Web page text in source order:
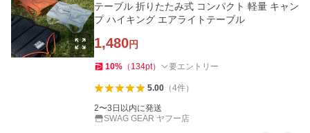
テーブル 折りたたみ式 コンパクト 軽量 キャン
プ ハイキング エアライトテーブル
1,480円
10% （ 134pt） 要エントリー
5.00（4件）
2〜3日以内に発送
SWAG GEAR ヤフー店